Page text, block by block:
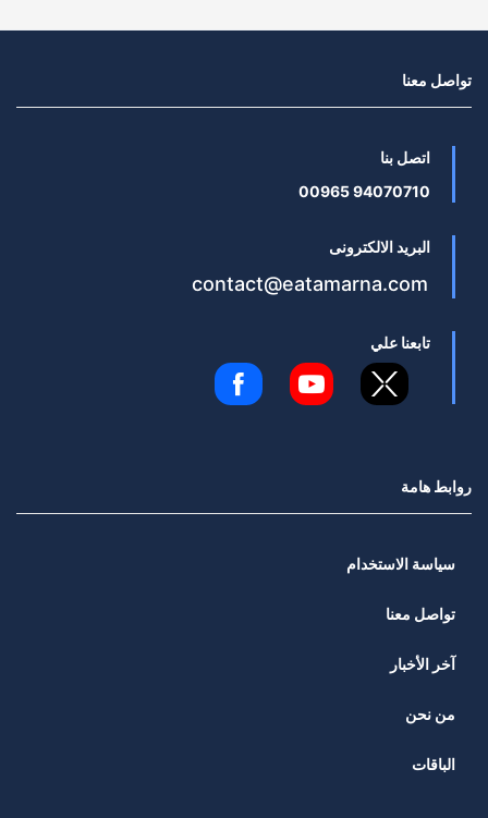
تواصل معنا
اتصل بنا
94070710 00965
البريد الالكترونى
contact@eatamarna.com
تابعنا علي
روابط هامة
سياسة الاستخدام
تواصل معنا
آخر الأخبار
من نحن
الباقات